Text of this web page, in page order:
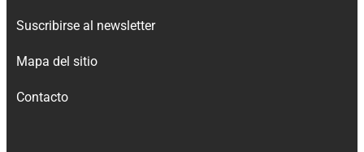
Suscribirse al newsletter
Mapa del sitio
Contacto